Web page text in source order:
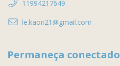
11994217649
le.kaori21@gmail.com
Permaneça conectado